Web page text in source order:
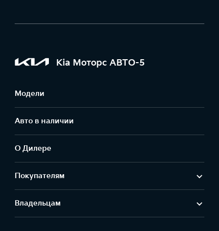
Kia Моторс АВТО-5
Модели
Авто в наличии
О Дилере
Покупателям
Владельцам